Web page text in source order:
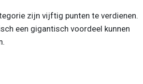
zijn vijftig punten te verdienen.
een gigantisch voordeel kunnen